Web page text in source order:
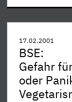
17.02.2001
BSE:
Gefahr
oder